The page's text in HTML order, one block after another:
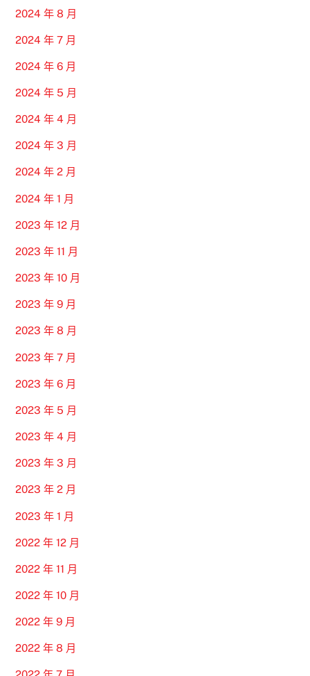
2024 年 8 月
2024 年 7 月
2024 年 6 月
2024 年 5 月
2024 年 4 月
2024 年 3 月
2024 年 2 月
2024 年 1 月
2023 年 12 月
2023 年 11 月
2023 年 10 月
2023 年 9 月
2023 年 8 月
2023 年 7 月
2023 年 6 月
2023 年 5 月
2023 年 4 月
2023 年 3 月
2023 年 2 月
2023 年 1 月
2022 年 12 月
2022 年 11 月
2022 年 10 月
2022 年 9 月
2022 年 8 月